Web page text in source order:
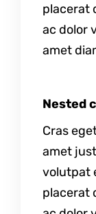
placerat
ac dolor
amet
Nested
Cras
amet
volutpat
placerat